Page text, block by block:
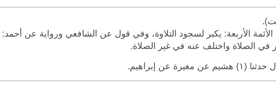
.
الأئمة الأربعة: يكبر لسجود التلاوة، وفي قول عن الشافعي ورواية عن أحمد:
في الصلاة واختلف عنه في غير الصلاة.
مغيرة عن إبراهيم .